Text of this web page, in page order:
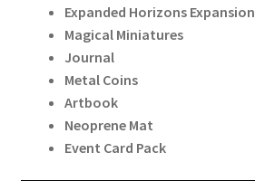
Expanded Horizons Expansion
Magical Miniatures
Journal
Metal Coins
Artbook
Neoprene Mat
Event Card Pack